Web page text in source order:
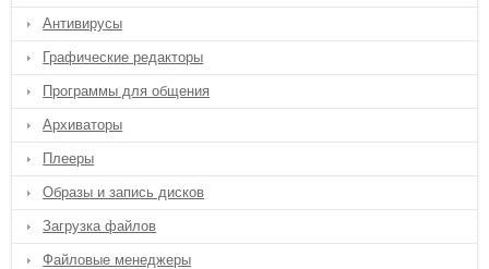
Антивирусы
Графические редакторы
Программы для общения
Архиваторы
Плееры
Образы и запись дисков
Загрузка файлов
Файловые менеджеры